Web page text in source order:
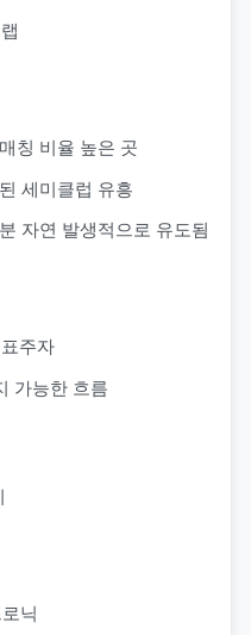
칭 비율 높은 곳
세미클럽 유흥
자연 발생적으로 유도됨
주자
가능한 흐름
닉